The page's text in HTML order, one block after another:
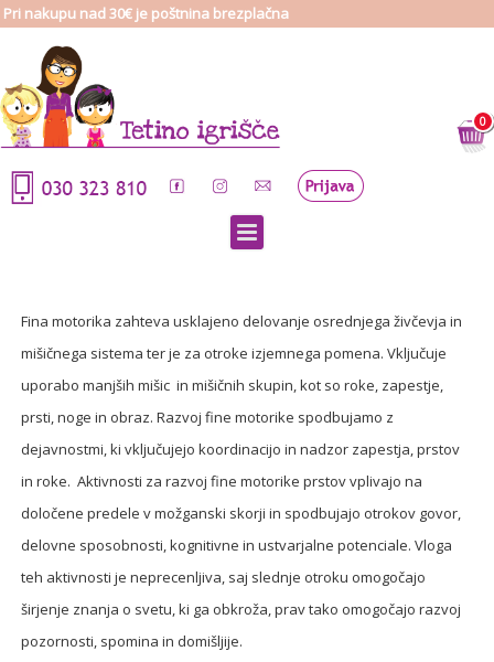
Pri nakupu nad 30€ je poštnina brezplačna
0
Fina motorika zahteva usklajeno delovanje osrednjega živčevja in
mišičnega sistema ter je za otroke izjemnega pomena. Vključuje
uporabo manjših mišic in mišičnih skupin, kot so roke, zapestje,
prsti, noge in obraz. Razvoj fine motorike spodbujamo z
dejavnostmi, ki vključujejo koordinacijo in nadzor zapestja, prstov
in roke. Aktivnosti za razvoj fine motorike prstov vplivajo na
določene predele v možganski skorji in spodbujajo otrokov govor,
delovne sposobnosti, kognitivne in ustvarjalne potenciale. Vloga
teh aktivnosti je neprecenljiva, saj slednje otroku omogočajo
širjenje znanja o svetu, ki ga obkroža, prav tako omogočajo razvoj
pozornosti, spomina in domišljije.